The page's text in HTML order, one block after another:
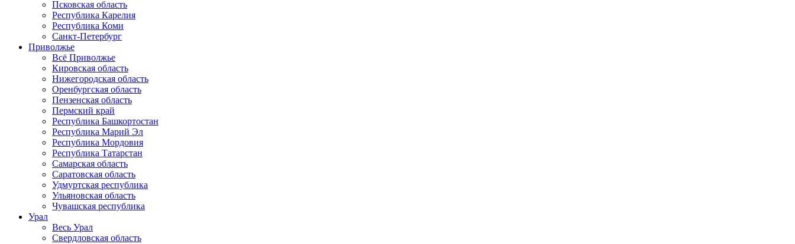
Псковская область
Республика Карелия
Республика Коми
Санкт-Петербург
Приволжье
Всё Приволжье
Кировская область
Нижегородская область
Оренбургская область
Пензенская область
Пермский край
Республика Башкортостан
Республика Марий Эл
Республика Мордовия
Республика Татарстан
Самарская область
Саратовская область
Удмуртская республика
Ульяновская область
Чувашская республика
Урал
Весь Урал
Свердловская область